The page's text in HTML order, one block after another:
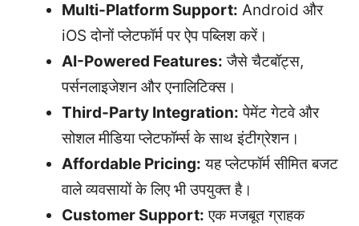
Multi-Platform Support: Android और
iOS दोनों प्लेटफॉर्म पर ऐप पब्लिश करें।
AI-Powered Features: जैसे चैटबॉट्स,
पर्सनलाइजेशन और एनालिटिक्स।
Third-Party Integration: पेमेंट गेटवे और
सोशल मीडिया प्लेटफॉर्म्स के साथ इंटीग्रेशन।
Affordable Pricing: यह प्लेटफॉर्म सीमित बजट
वाले व्यवसायों के लिए भी उपयुक्त है।
Customer Support: एक मजबूत ग्राहक